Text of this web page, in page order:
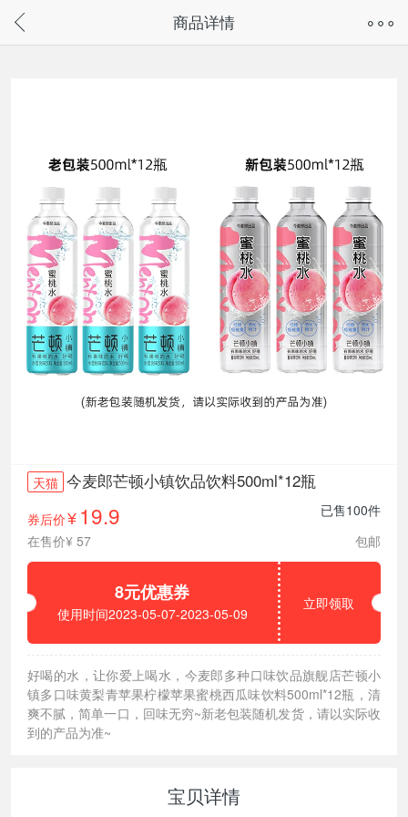
请通过微信或支付宝搜“奇兔客小程序”访问
商品详情
天猫 今麦郎芒顿小镇饮品饮料500ml*12瓶
券后价¥ 19.9
已售100件
在售价¥ 57
包邮
8元优惠券
使用时间2023-05-07-2023-05-09
立即领取
好喝的水，让你爱上喝水，今麦郎多种口味饮品旗舰店芒顿小
镇多口味黄梨青苹果柠檬苹果蜜桃西瓜味饮料500ml*12瓶，清
爽不腻，简单一口，回味无穷~新老包装随机发货，请以实际收
到的产品为准~
宝贝详情